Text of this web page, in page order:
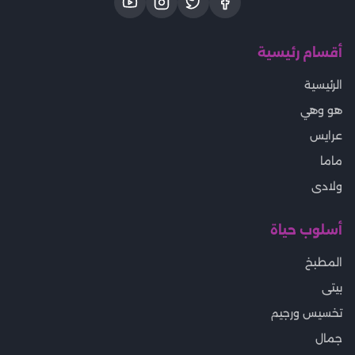
أقسام رئيسية
الرئيسية
هو وهي
عرايس
ماما
ولادى
أسلوب حياة
المطبخ
بيتى
تخسيس ورجيم
جمال